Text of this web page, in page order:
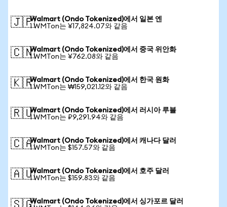
🇯🇵Walmart (Ondo Tokenized)에서 일본 엔
1 WMTon는 ¥17,824.07와 같음
🇨🇳Walmart (Ondo Tokenized)에서 중국 위안화
1 WMTon는 ¥762.08와 같음
🇰🇷Walmart (Ondo Tokenized)에서 한국 원화
1 WMTon는 ₩159,021.12와 같음
🇷🇺Walmart (Ondo Tokenized)에서 러시아 루블
1 WMTon는 ₽9,291.94와 같음
🇨🇦Walmart (Ondo Tokenized)에서 캐나다 달러
1 WMTon는 $157.57와 같음
🇦🇺Walmart (Ondo Tokenized)에서 호주 달러
1 WMTon는 $159.83와 같음
Walmart (Ondo Tokenized)에서 싱가포르 달러